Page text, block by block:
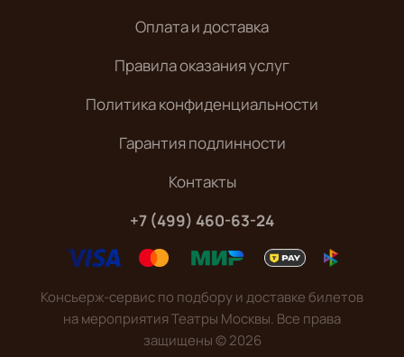
Оплата и доставка
Правила оказания услуг
Политика конфиденциальности
Гарантия подлинности
Контакты
+7 (499) 460-63-24
Консьерж-сервис по подбору и доставке билетов
на мероприятия Театры Москвы. Все права
защищены©2026